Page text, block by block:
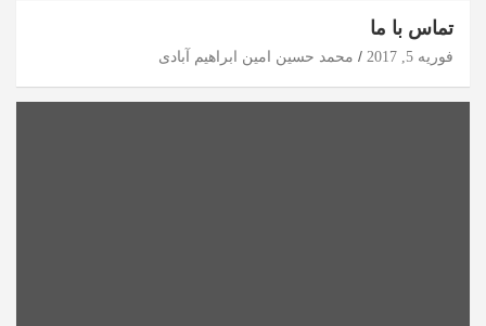
تماس با ما
فوریه 5, 2017 محمد حسین امین ابراهیم آبادی